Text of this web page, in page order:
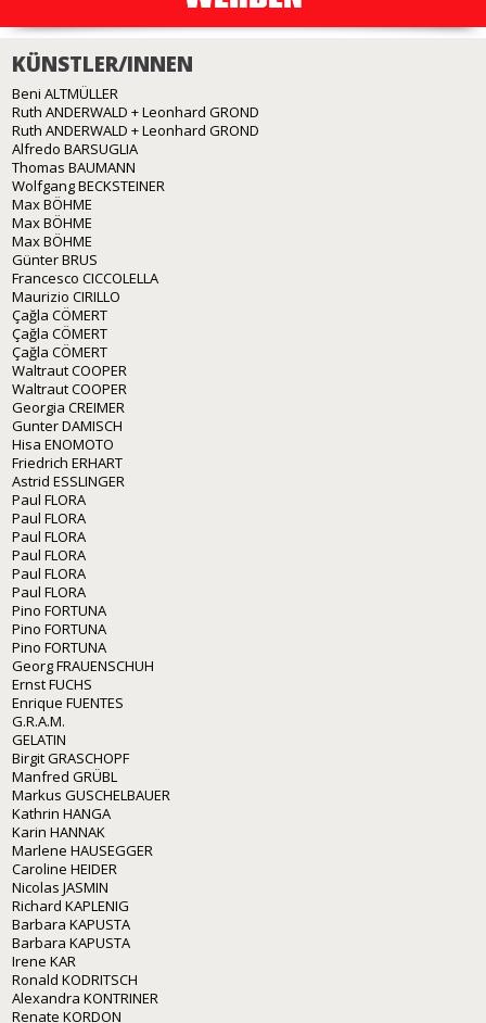
KÜNSTLER/INNEN
Beni ALTMÜLLER
Ruth ANDERWALD + Leonhard GROND
Ruth ANDERWALD + Leonhard GROND
Alfredo BARSUGLIA
Thomas BAUMANN
Wolfgang BECKSTEINER
Max BÖHME
Max BÖHME
Max BÖHME
Günter BRUS
Francesco CICCOLELLA
Maurizio CIRILLO
Çağla CÖMERT
Çağla CÖMERT
Çağla CÖMERT
Waltraut COOPER
Waltraut COOPER
Georgia CREIMER
Gunter DAMISCH
Hisa ENOMOTO
Friedrich ERHART
Astrid ESSLINGER
Paul FLORA
Paul FLORA
Paul FLORA
Paul FLORA
Paul FLORA
Paul FLORA
Pino FORTUNA
Pino FORTUNA
Pino FORTUNA
Georg FRAUENSCHUH
Ernst FUCHS
Enrique FUENTES
G.R.A.M.
GELATIN
Birgit GRASCHOPF
Manfred GRÜBL
Markus GUSCHELBAUER
Kathrin HANGA
Karin HANNAK
Marlene HAUSEGGER
Caroline HEIDER
Nicolas JASMIN
Richard KAPLENIG
Barbara KAPUSTA
Barbara KAPUSTA
Irene KAR
Ronald KODRITSCH
Alexandra KONTRINER
Renate KORDON